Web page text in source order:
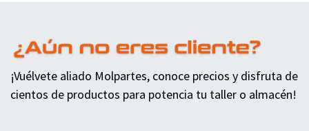
¡Vuélvete aliado Molpartes, conoce precios y disfruta de
cientos de productos para potencia tu taller o almacén!